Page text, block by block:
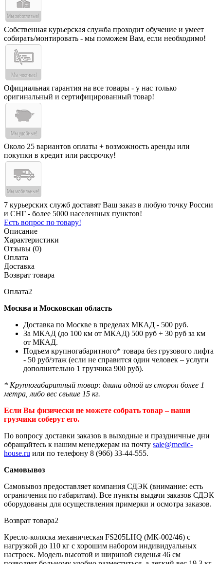
Собственная курьерская служба проходит обучение и умеет
собирать/монтировать - мы поможем Вам, если необходимо!
Официальная гарантия на все товары - у нас только
оригинальный и сертифицированный товар!
Около 25 вариантов оплаты + возможность аренды или
покупки в кредит или рассрочку!
7 курьерских служб доставят Ваш заказ в любую точку России
и СНГ - более 5000 населенных пунктов!
Есть вопрос по товару!
Описание
Характеристики
Отзывы (0)
Оплата
Доставка
Возврат товара
Оплата2
Москва и Московская область
Доставка по Москве в пределах МКАД - 500 руб.
За МКАД (до 100 км от МКАД) 500 руб + 30 руб за км
от МКАД.
Подъем крупногабаритного* товара без грузового лифта
- 50 руб/этаж (если не справится один человек – услуги
дополнительно 1 грузчика 900 руб).
* Крупногабаритный товар: длина одной из сторон более 1
метра, либо вес свыше 15 кг.
Если Вы физически не можете собрать товар – наши
грузчики соберут его.
По вопросу доставки заказов в выходные и праздничные дни
обращайтесь к нашим менеджерам на почту sale@medic-
house.ru или по телефону 8 (966) 33-44-555.
Самовывоз
Самовывоз предоставляет компания СДЭК (внимание: есть
ограничения по габаритам). Все пункты выдачи заказов СДЭК
оборудованы для осуществления примерки и осмотра заказов.
Возврат товара2
Кресло-коляска механическая FS205LHQ (МК-002/46) с
нагрузкой до 110 кг с хорошим набором индивидуальных
настроек. Модель высотой и шириной сиденья 46 см